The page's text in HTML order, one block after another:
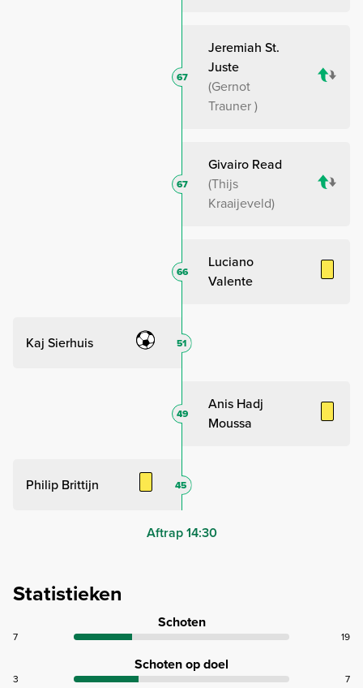
Jeremiah St.
Juste
Gernot
Trauner
67
Givairo Read
Thijs
Kraaijeveld
67
Luciano
Valente
66
Kaj Sierhuis 51
Anis Hadj
Moussa
49
Philip Brittijn 45
Aftrap 14:30
Statistieken
Schoten
7 19
Schoten op doel
3 7